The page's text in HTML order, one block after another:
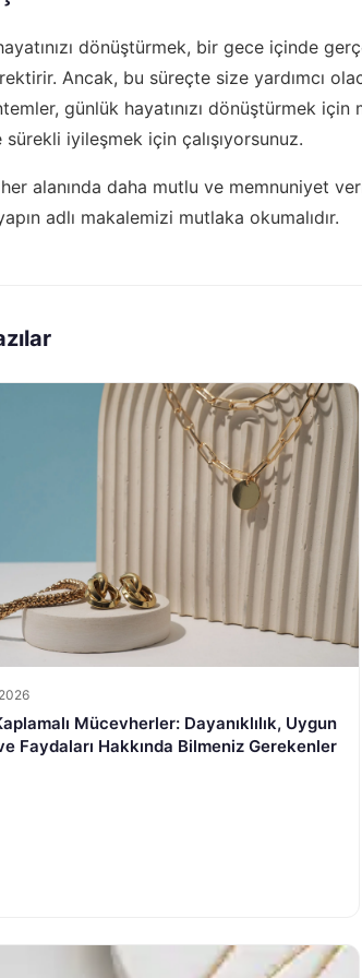
dönüştürmek, bir gece içinde
Ancak, bu süreçte size yardımcı
günlük hayatınızı dönüştürmek
sürekli iyileşmek için çalışıyorsunuz.
her alanında daha mutlu ve memnuniyet
adlı makalemizi mutlaka okumalıdır.
Mücevherler: Dayanıklılık, Uygun
Faydaları Hakkında Bilmeniz Gerekenler